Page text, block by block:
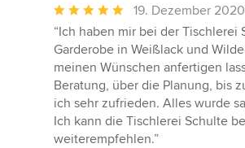
Durchschnittliche
Bewertung:
5
von
5
Sternen
19. Dezember 2020
“Ich haben mir bei der Tischlerei
Garderobe in Weißlack und
meinen Wünschen anfertigen
Beratung, über die Planung, bis
ich sehr zufrieden. Alles wurde
Ich kann die Tischlerei Schulte
weiterempfehlen.”